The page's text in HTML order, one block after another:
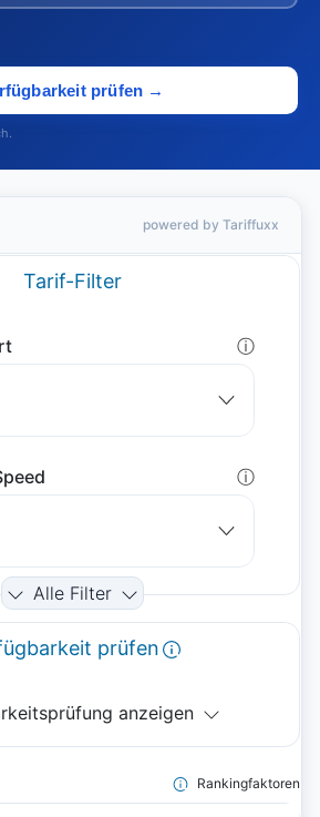
prüfen →
powered by Tariffuxx